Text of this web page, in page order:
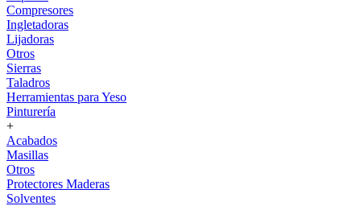
Compresores
Ingletadoras
Lijadoras
Otros
Sierras
Taladros
Herramientas para Yeso
Pinturería
+
Acabados
Masillas
Otros
Protectores Maderas
Solventes